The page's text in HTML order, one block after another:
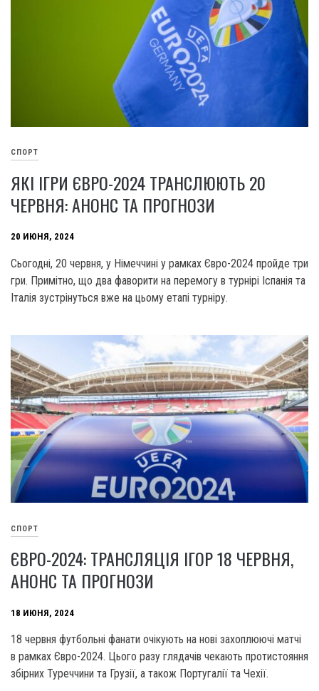
СПОРТ
ЯКІ ІГРИ ЄВРО-2024 ТРАНСЛЮЮТЬ 20
ЧЕРВНЯ: АНОНС ТА ПРОГНОЗИ
20 ИЮНЯ, 2024
Сьогодні, 20 червня, у Німеччині у рамках Євро-2024 пройде три
гри. Примітно, що два фаворити на перемогу в турнірі Іспанія та
Італія зустрінуться вже на цьому етапі турніру.
СПОРТ
ЄВРО-2024: ТРАНСЛЯЦІЯ ІГОР 18 ЧЕРВНЯ,
АНОНС ТА ПРОГНОЗИ
18 ИЮНЯ, 2024
18 червня футбольні фанати очікують на нові захоплюючі матчі
в рамках Євро-2024. Цього разу глядачів чекають протистояння
збірних Туреччини та Грузії, а також Португалії та Чехії.